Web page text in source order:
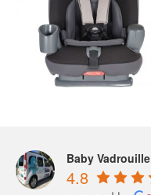
Baby Vadrouille
4.8